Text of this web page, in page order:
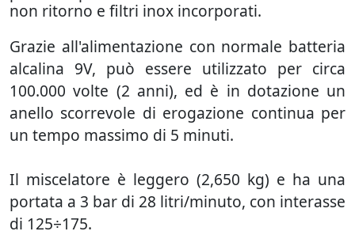
non ritorno e filtri inox incorporati.
Grazie all'alimentazione con normale batteria
alcalina 9V, può essere utilizzato per circa
100.000 volte (2 anni), ed è in dotazione un
anello scorrevole di erogazione continua per
un tempo massimo di 5 minuti.
Il miscelatore è leggero (2,650 kg) e ha una
portata a 3 bar di 28 litri/minuto, con interasse
di 125÷175.